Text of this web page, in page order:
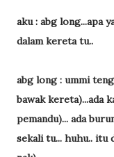
aku : abg long...apa
dalam kereta tu..
abg long : ummi
bawak kereta)...ada
pemandu)... ada
sekali tu... huhu.. itu